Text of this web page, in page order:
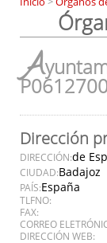
A
Dirección
DIRECCIÓN:de
CIUDAD:Badajoz
PAÍS:España
TLFNO:
FAX:
CORREO
DIRECCIÓN WEB: